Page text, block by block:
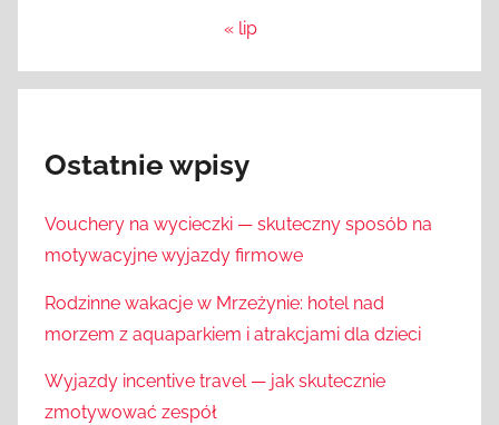
« lip
Ostatnie wpisy
Vouchery na wycieczki — skuteczny sposób na
motywacyjne wyjazdy firmowe
Rodzinne wakacje w Mrzeżynie: hotel nad
morzem z aquaparkiem i atrakcjami dla dzieci
Wyjazdy incentive travel — jak skutecznie
zmotywować zespół